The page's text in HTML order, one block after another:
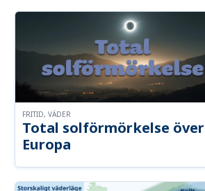
Total solförmörkelse över
Europa
FRITID, VÄDER